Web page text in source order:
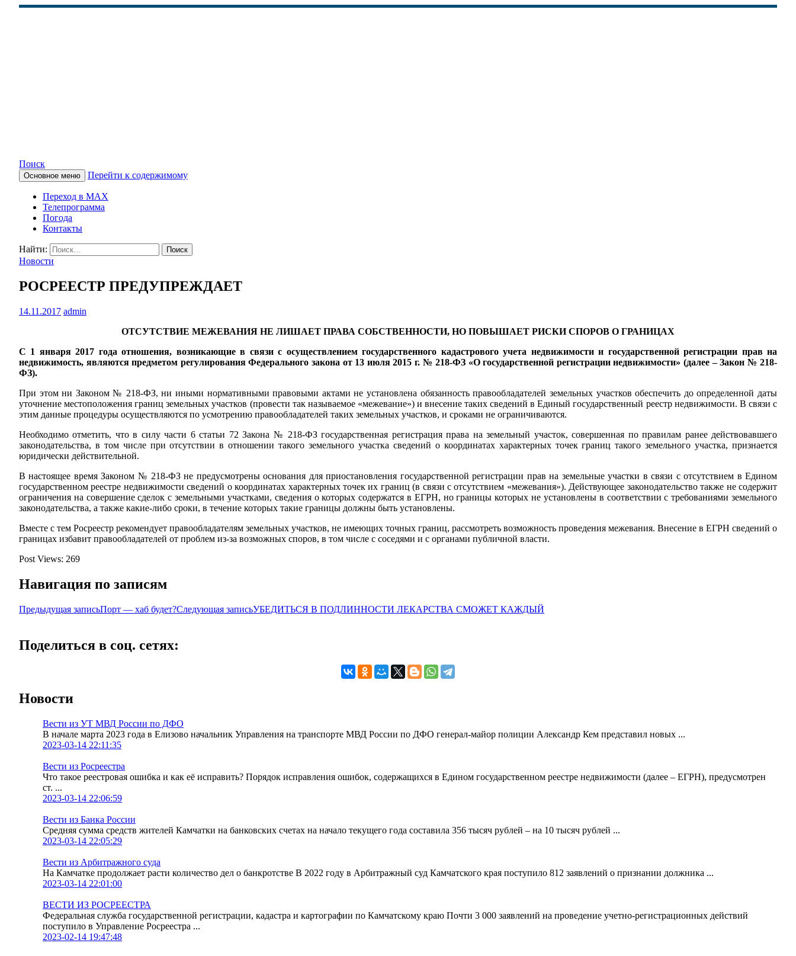
КАМЧАТСКОЕ ИНФОРМАЦИОННОЕ АГЕНТСТВО (КИА «ВЕСТИ»)
Поиск
Основное меню Перейти к содержимому
Переход в MAX
Телепрограмма
Погода
Контакты
Найти:
Новости
РОСРЕЕСТР ПРЕДУПРЕЖДАЕТ
14.11.2017 admin
ОТСУТСТВИЕ МЕЖЕВАНИЯ НЕ ЛИШАЕТ ПРАВА СОБСТВЕННОСТИ, НО ПОВЫШАЕТ РИСКИ СПОРОВ О ГРАНИЦАХ
С 1 января 2017 года отношения, возникающие в связи с осуществлением государственного кадастрового учета недвижимости и государственной регистрации прав на
недвижимость, являются предметом регулирования Федерального закона от 13 июля 2015 г. № 218-ФЗ «О государственной регистрации недвижимости» (далее – Закон № 218-
ФЗ).
При этом ни Законом № 218-ФЗ, ни иными нормативными правовыми актами не установлена обязанность правообладателей земельных участков обеспечить до определенной даты
уточнение местоположения границ земельных участков (провести так называемое «межевание») и внесение таких сведений в Единый государственный реестр недвижимости. В связи с
этим данные процедуры осуществляются по усмотрению правообладателей таких земельных участков, и сроками не ограничиваются.
Необходимо отметить, что в силу части 6 статьи 72 Закона № 218-ФЗ государственная регистрация права на земельный участок, совершенная по правилам ранее действовавшего
законодательства, в том числе при отсутствии в отношении такого земельного участка сведений о координатах характерных точек границ такого земельного участка, признается
юридически действительной.
В настоящее время Законом № 218-ФЗ не предусмотрены основания для приостановления государственной регистрации прав на земельные участки в связи с отсутствием в Едином
государственном реестре недвижимости сведений о координатах характерных точек их границ (в связи с отсутствием «межевания»). Действующее законодательство также не содержит
ограничения на совершение сделок с земельными участками, сведения о которых содержатся в ЕГРН, но границы которых не установлены в соответствии с требованиями земельного
законодательства, а также какие-либо сроки, в течение которых такие границы должны быть установлены.
Вместе с тем Росреестр рекомендует правообладателям земельных участков, не имеющих точных границ, рассмотреть возможность проведения межевания. Внесение в ЕГРН сведений о
границах избавит правообладателей от проблем из-за возможных споров, в том числе с соседями и с органами публичной власти.
Post Views: 269
Навигация по записям
Предыдущая записьПорт — хаб будет?Следующая записьУБЕДИТЬСЯ В ПОДЛИННОСТИ ЛЕКАРСТВА СМОЖЕТ КАЖДЫЙ
Поделиться в соц. сетях:
Новости
Вести из УТ МВД России по ДФО
В начале марта 2023 года в Елизово начальник Управления на транспорте МВД России по ДФО генерал-майор полиции Александр Кем представил новых ...
2023-03-14 22:11:35
Вести из Росреестра
Что такое реестровая ошибка и как её исправить? Порядок исправления ошибок, содержащихся в Едином государственном реестре недвижимости (далее – ЕГРН), предусмотрен
ст. ...
2023-03-14 22:06:59
Вести из Банка России
Средняя сумма средств жителей Камчатки на банковских счетах на начало текущего года составила 356 тысяч рублей – на 10 тысяч рублей ...
2023-03-14 22:05:29
Вести из Арбитражного суда
На Камчатке продолжает расти количество дел о банкротстве В 2022 году в Арбитражный суд Камчатского края поступило 812 заявлений о признании должника ...
2023-03-14 22:01:00
ВЕСТИ ИЗ РОСРЕЕСТРА
Федеральная служба государственной регистрации, кадастра и картографии по Камчатскому краю Почти 3 000 заявлений на проведение учетно-регистрационных действий
поступило в Управление Росреестра ...
2023-02-14 19:47:48